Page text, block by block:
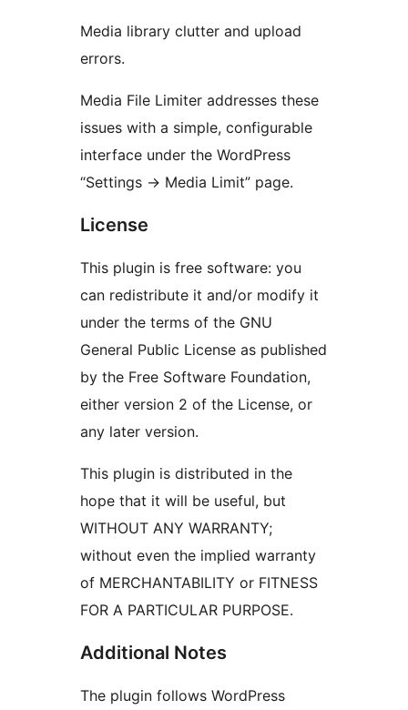
Media library clutter and upload
errors.
Media File Limiter addresses these
issues with a simple, configurable
interface under the WordPress
“Settings → Media Limit” page.
License
This plugin is free software: you
can redistribute it and/or modify it
under the terms of the GNU
General Public License as published
by the Free Software Foundation,
either version 2 of the License, or
any later version.
This plugin is distributed in the
hope that it will be useful, but
WITHOUT ANY WARRANTY;
without even the implied warranty
of MERCHANTABILITY or FITNESS
FOR A PARTICULAR PURPOSE.
Additional Notes
The plugin follows WordPress